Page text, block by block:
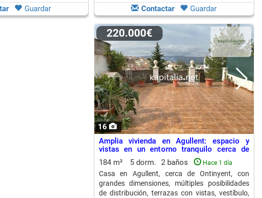
Guardar Contactar Guardar
16
220.000€
Amplia vivienda en Agullent: espacio y
vistas en un entorno tranquilo cerca de
Ontinyent
184 m² 5 dorm. 2 baños Hace 1 día
Casa en Agullent, cerca de Ontinyent, con
grandes dimensiones, múltiples posibilidades
de distribución, terrazas con vistas, vestíbulo,